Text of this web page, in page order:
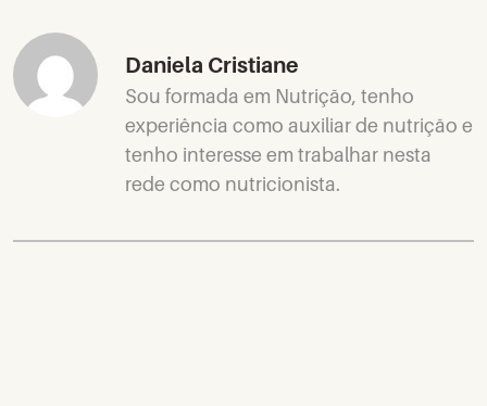
Daniela Cristiane
Sou formada em Nutrição, tenho
experiência como auxiliar de nutrição e
tenho interesse em trabalhar nesta
rede como nutricionista.